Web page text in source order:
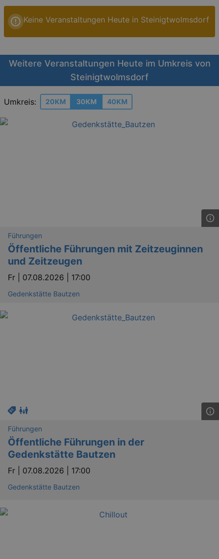
Keine Veranstaltungen Heute in Steinigtwolmsdorf
Weitere Veranstaltungen Heute im Umkreis von
Steinigtwolmsdorf
Umkreis: 20KM 30KM 40KM
Führungen
Öffentliche Führungen mit Zeitzeuginnen
und Zeitzeugen
Fr | 07.08.2026 | 17:00
Gedenkstätte Bautzen
Führungen
Öffentliche Führungen in der
Gedenkstätte Bautzen
Fr | 07.08.2026 | 17:00
Gedenkstätte Bautzen